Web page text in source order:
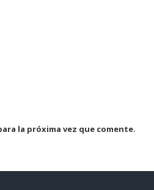
la próxima vez que comente.